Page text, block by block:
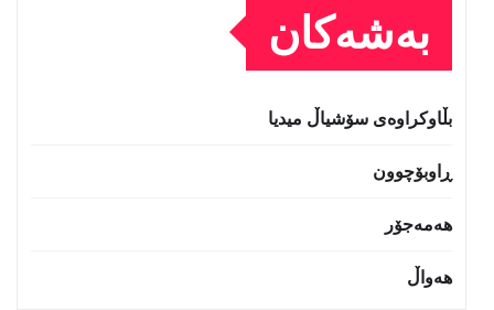
بەشەکان
بڵاوکراوەی سۆشیاڵ میدیا
ڕاوبۆچوون
هەمەجۆر
هەواڵ